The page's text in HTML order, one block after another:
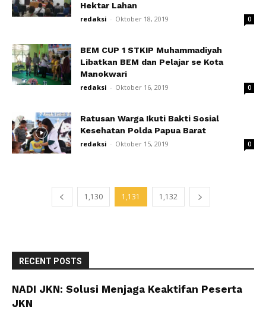
Hektar Lahan
redaksi - Oktober 18, 2019 0
BEM CUP 1 STKIP Muhammadiyah
Libatkan BEM dan Pelajar se Kota
Manokwari
redaksi - Oktober 16, 2019 0
Ratusan Warga Ikuti Bakti Sosial
Kesehatan Polda Papua Barat
redaksi - Oktober 15, 2019 0
1,130 1,131 1,132
RECENT POSTS
NADI JKN: Solusi Menjaga Keaktifan Peserta
JKN